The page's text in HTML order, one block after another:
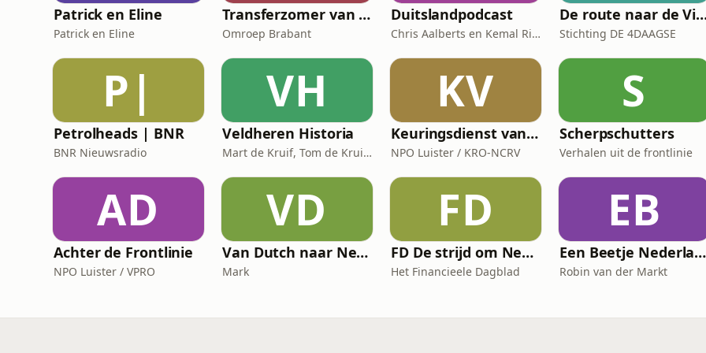
Patrick en Eline
Patrick en Eline
Transferzomer van PSV
Omroep Brabant
Duitslandpodcast
Chris Aalberts en Kemal Rijken
De route naar de Via Gladiola: de
Stichting DE 4DAAGSE
P|
Petrolheads | BNR
BNR Nieuwsradio
VH
Veldheren Historia
Mart de Kruif, Tom de Kruif / National Geographic Historia, Corti Media
KV
Keuringsdienst van Waarde
NPO Luister / KRO-NCRV
S
Scherpschutters
Verhalen uit de frontlinie
AD
Achter de Frontlinie
NPO Luister / VPRO
VD
Van Dutch naar Nederlands
Mark
FD
FD De strijd om Nexperia
Het Financieele Dagblad
EB
Een Beetje Nederlands
Robin van der Markt